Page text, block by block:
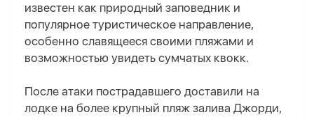
известен как природный заповедник и
популярное туристическое направление,
особенно славящееся своими пляжами и
возможностью увидеть сумчатых квокк.
После атаки пострадавшего доставили на
лодке на более крупный пляж залива Джорди,